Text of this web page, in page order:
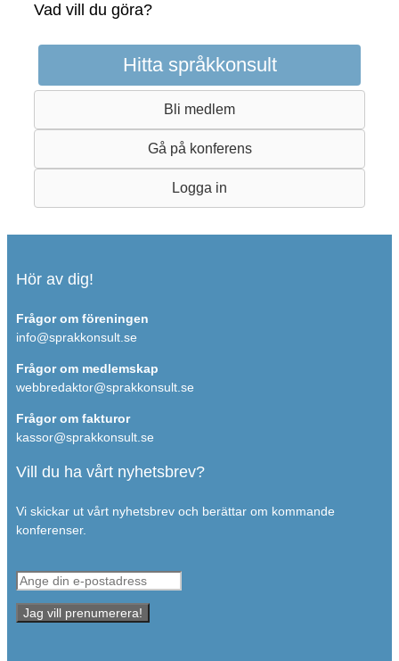
Vad vill du göra?
Hitta språkkonsult
Bli medlem
Gå på konferens
Logga in
Hör av dig!
Frågor om föreningen
info@sprakkonsult.se
Frågor om medlemskap
webbredaktor@sprakkonsult.se
Frågor om fakturor
kassor@sprakkonsult.se
Vill du ha vårt nyhetsbrev?
Vi skickar ut vårt nyhetsbrev och berättar om kommande
konferenser.